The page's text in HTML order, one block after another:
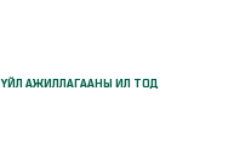
ҮЙЛ АЖИЛЛАГААНЫ ИЛ ТОД